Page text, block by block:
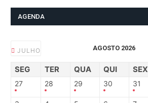
AGENDA
JULHO AGOSTO 2026
SEG TER QUA QUI SEX
27 28 29 30 31